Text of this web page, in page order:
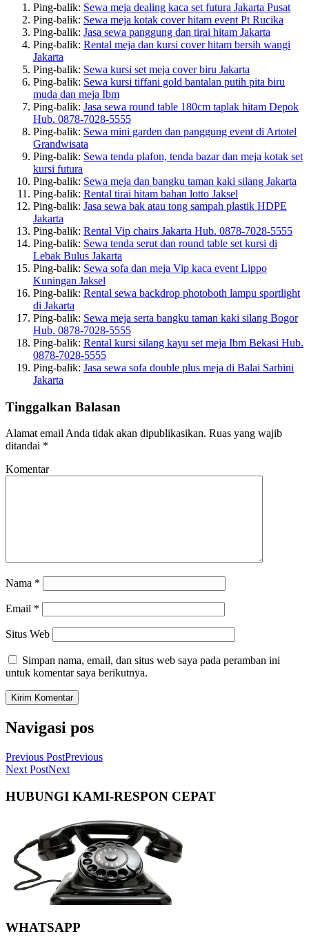
Ping-balik: Sewa meja dealing kaca set futura Jakarta Pusat
Ping-balik: Sewa meja kotak cover hitam event Pt Rucika
Ping-balik: Jasa sewa panggung dan tirai hitam Jakarta
Ping-balik: Rental meja dan kursi cover hitam bersih wangi
Jakarta
Ping-balik: Sewa kursi set meja cover biru Jakarta
Ping-balik: Sewa kursi tiffani gold bantalan putih pita biru
muda dan meja Ibm
Ping-balik: Jasa sewa round table 180cm taplak hitam Depok
Hub. 0878-7028-5555
Ping-balik: Sewa mini garden dan panggung event di Artotel
Grandwisata
Ping-balik: Sewa tenda plafon, tenda bazar dan meja kotak set
kursi futura
Ping-balik: Sewa meja dan bangku taman kaki silang Jakarta
Ping-balik: Rental tirai hitam bahan lotto Jaksel
Ping-balik: Jasa sewa bak atau tong sampah plastik HDPE
Jakarta
Ping-balik: Rental Vip chairs Jakarta Hub. 0878-7028-5555
Ping-balik: Sewa tenda serut dan round table set kursi di
Lebak Bulus Jakarta
Ping-balik: Sewa sofa dan meja Vip kaca event Lippo
Kuningan Jaksel
Ping-balik: Rental sewa backdrop photoboth lampu sportlight
di Jakarta
Ping-balik: Sewa meja serta bangku taman kaki silang Bogor
Hub. 0878-7028-5555
Ping-balik: Rental kursi silang kayu set meja Ibm Bekasi Hub.
0878-7028-5555
Ping-balik: Jasa sewa sofa double plus meja di Balai Sarbini
Jakarta
Tinggalkan Balasan
Alamat email Anda tidak akan dipublikasikan. Ruas yang wajib
ditandai *
Komentar
Nama *
Email *
Situs Web
Simpan nama, email, dan situs web saya pada peramban ini
untuk komentar saya berikutnya.
Navigasi pos
Previous PostPrevious
Next PostNext
HUBUNGI KAMI-RESPON CEPAT
WHATSAPP